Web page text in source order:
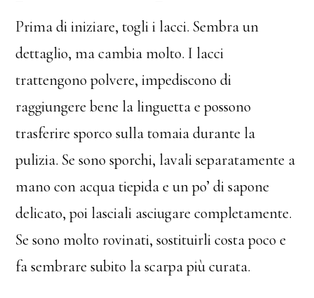
Prima di iniziare, togli i lacci. Sembra un
dettaglio, ma cambia molto. I lacci
trattengono polvere, impediscono di
raggiungere bene la linguetta e possono
trasferire sporco sulla tomaia durante la
pulizia. Se sono sporchi, lavali separatamente a
mano con acqua tiepida e un po’ di sapone
delicato, poi lasciali asciugare completamente.
Se sono molto rovinati, sostituirli costa poco e
fa sembrare subito la scarpa più curata.